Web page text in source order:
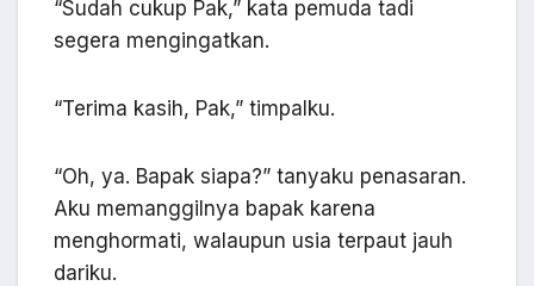
“Sudah cukup Pak,” kata pemuda tadi
segera mengingatkan.
“Terima kasih, Pak,” timpalku.
“Oh, ya. Bapak siapa?” tanyaku penasaran.
Aku memanggilnya bapak karena
menghormati, walaupun usia terpaut jauh
dariku.